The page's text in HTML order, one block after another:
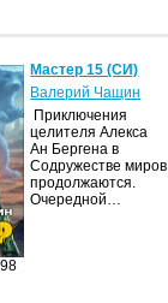
Мастер 15 (СИ)
Валерий Чащин
Приключения
целителя Алекса
Ан Бергена в
Содружестве миров
продолжаются.
Очередной…